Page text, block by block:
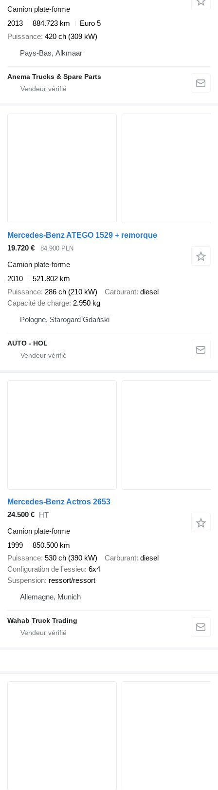
Camion plate-forme
2013
884.723 km
Euro 5
Puissance 420 ch (309 kW)
Pays-Bas, Alkmaar
Anema Trucks & Spare Parts
Mercedes-Benz ATEGO 1529 + remorque
19.720 €
84.900 PLN
Camion plate-forme
2010
521.802 km
Puissance 286 ch (210 kW) Carburant diesel
Capacité de charge 2.950 kg
Pologne, Starogard Gdański
AUTO - HOL
Mercedes-Benz Actros 2653
24.500 € HT
Camion plate-forme
1999
850.500 km
Puissance 530 ch (390 kW) Carburant diesel
Configuration de l'essieu 6x4
Suspension ressort/ressort
Allemagne, Munich
Wahab Truck Trading